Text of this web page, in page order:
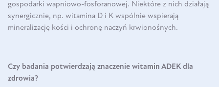
gospodarki wapniowo-fosforanowej. Niektóre z nich działają
synergicznie, np. witamina D i K wspólnie wspierają
mineralizację kości i ochronę naczyń krwionośnych.
Czy badania potwierdzają znaczenie witamin ADEK dla
zdrowia?